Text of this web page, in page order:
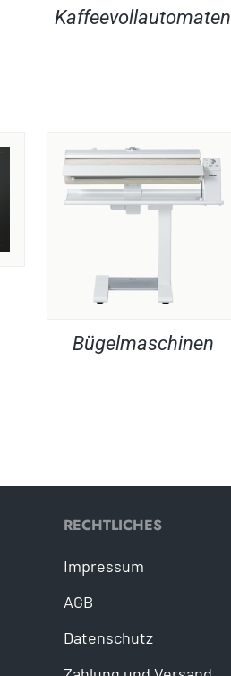
Kaffeevollautomaten
Bügelmaschinen
RECHTLICHES
Impressum
AGB
Datenschutz